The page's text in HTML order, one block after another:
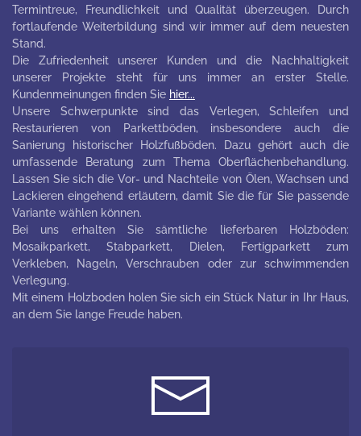
Termintreue, Freundlichkeit und Qualität überzeugen. Durch
fortlaufende Weiterbildung sind wir immer auf dem neuesten
Stand.
Die Zufriedenheit unserer Kunden und die Nachhaltigkeit
unserer Projekte steht für uns immer an erster Stelle.
Kundenmeinungen finden Sie hier...
Unsere Schwerpunkte sind das Verlegen, Schleifen und
Restaurieren von Parkettböden, insbesondere auch die
Sanierung historischer Holzfußböden. Dazu gehört auch die
umfassende Beratung zum Thema Oberflächenbehandlung.
Lassen Sie sich die Vor- und Nachteile von Ölen, Wachsen und
Lackieren eingehend erläutern, damit Sie die für Sie passende
Variante wählen können.
Bei uns erhalten Sie sämtliche lieferbaren Holzböden:
Mosaikparkett, Stabparkett, Dielen, Fertigparkett zum
Verkleben, Nageln, Verschrauben oder zur schwimmenden
Verlegung.
Mit einem Holzboden holen Sie sich ein Stück Natur in Ihr Haus,
an dem Sie lange Freude haben.